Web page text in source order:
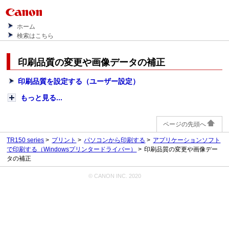
ホーム
検索はこちら
印刷品質の変更や画像データの補正
印刷品質を設定する（ユーザー設定）
もっと見る...
ページの先頭へ
TR150 series プリント パソコンから印刷する
アプリケーションソフト
で印刷する（Windowsプリンタードライバー）
印刷品質の変更や画像デー
タの補正
© CANON INC. 2020